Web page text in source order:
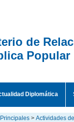
de
Popular
Diplomática
> Actividades